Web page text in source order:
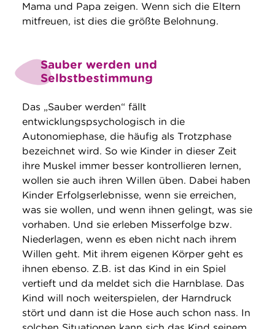
Mama und Papa zeigen. Wenn sich die Eltern
mitfreuen, ist dies die größte Belohnung.
Sauber werden und
Selbstbestimmung
Das „Sauber werden“ fällt
entwicklungspsychologisch in die
Autonomiephase, die häufig als Trotzphase
bezeichnet wird. So wie Kinder in dieser Zeit
ihre Muskel immer besser kontrollieren lernen,
wollen sie auch ihren Willen üben. Dabei haben
Kinder Erfolgserlebnisse, wenn sie erreichen,
was sie wollen, und wenn ihnen gelingt, was sie
vorhaben. Und sie erleben Misserfolge bzw.
Niederlagen, wenn es eben nicht nach ihrem
Willen geht. Mit ihrem eigenen Körper geht es
ihnen ebenso. Z.B. ist das Kind in ein Spiel
vertieft und da meldet sich die Harnblase. Das
Kind will noch weiterspielen, der Harndruck
stört und dann ist die Hose auch schon nass. In